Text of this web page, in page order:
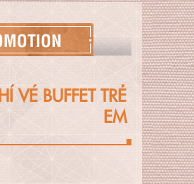
VÉ BUFFET TRẺ
EM